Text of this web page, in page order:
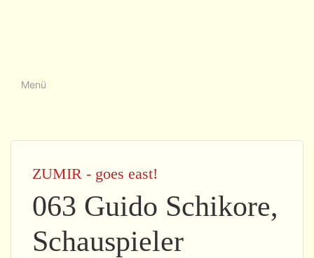
Menü
ZUMIR - goes east!
063 Guido Schikore,
Schauspieler